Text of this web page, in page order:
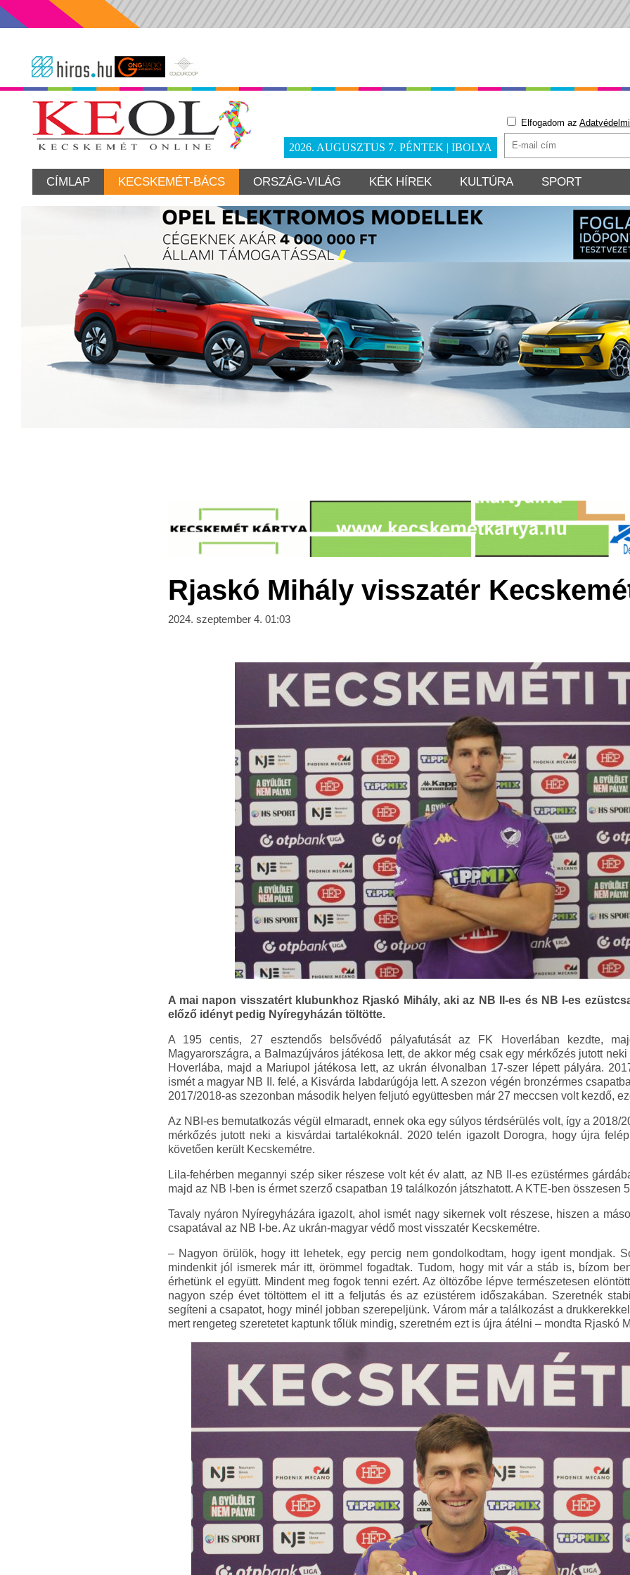
2026. AUGUSZTUS 7. PÉNTEK | IBOLYA
Elfogadom az
CÍMLAP KECSKEMÉT-BÁCS ORSZÁG-VILÁG KÉK HÍREK KULTÚRA SPORT
Rjaskó Mihály visszatér
2024. szeptember 4. 01:03
A mai napon visszatért klubunkhoz Rjaskó Mihály, aki az NB II-es és NB I-es
előző idényt pedig Nyíregyházán töltötte.
A 195 centis, 27 esztendős belsővédő pályafutását az FK Hoverlában kezdte,
Magyarországra, a Balmazújváros játékosa lett, de akkor még csak egy mérkőzés jutott
Hoverlába, majd a Mariupol játékosa lett, az ukrán élvonalban 17-szer lépett pályára.
ismét a magyar NB II. felé, a Kisvárda labdarúgója lett. A szezon végén bronzérmes
2017/2018-as szezonban második helyen feljutó együttesben már 27 meccsen volt kezdő,
Az NBI-es bemutatkozás végül elmaradt, ennek oka egy súlyos térdsérülés volt, így a 2018/
mérkőzés jutott neki a kisvárdai tartalékoknál. 2020 telén igazolt Dorogra, hogy újra
követően került Kecskemétre.
Lila-fehérben megannyi szép siker részese volt két év alatt, az NB II-es ezüstérmes
majd az NB I-ben is érmet szerző csapatban 19 találkozón játszhatott. A KTE-ben összesen
Tavaly nyáron Nyíregyházára igazolt, ahol ismét nagy sikernek volt részese, hiszen a
csapatával az NB I-be. Az ukrán-magyar védő most visszatér Kecskemétre.
– Nagyon örülök, hogy itt lehetek, egy percig nem gondolkodtam, hogy igent mondjak.
mindenkit jól ismerek már itt, örömmel fogadtak. Tudom, hogy mit vár a stáb is, bízom
érhetünk el együtt. Mindent meg fogok tenni ezért. Az öltözőbe lépve természetesen
nagyon szép évet töltöttem el itt a feljutás és az ezüstérem időszakában. Szeretnék
segíteni a csapatot, hogy minél jobban szerepeljünk. Várom már a találkozást a
mert rengeteg szeretetet kaptunk tőlük mindig, szeretném ezt is újra átélni – mondta Rjaskó